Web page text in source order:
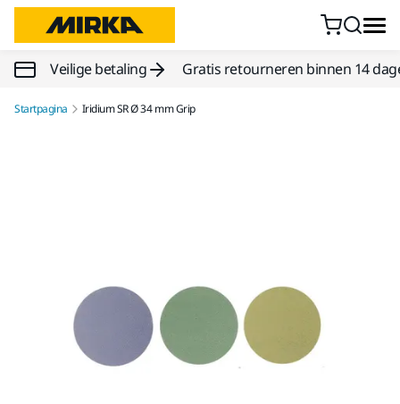
Doorgaan naar inhoud
Veilige betaling Gratis retourneren binnen 14
Startpagina Iridium SR Ø 34 mm Grip